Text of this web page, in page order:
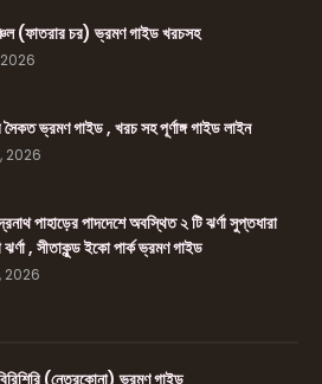
(ফাতরার চর) ভ্রমণ গাইড খরচসহ
সৈকত ভ্রমণ গাইড , খরচ সহ পূর্ণাঙ্গ গাইড লাইন
2026
পাহাড়ের পাদদেশে অবস্থিত ২ টি ঝর্ণা সুপ্তধারা
, সীতাকুন্ড ইকো পার্ক ভ্রমণ গাইড
2026
(নেত্রকোনা) ভ্রমণ গাইড